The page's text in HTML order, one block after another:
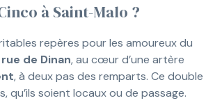
à Saint-Malo ?
repères pour les amoureux du
de Dinan, au cœur d’une artère
, à deux pas des remparts. Ce double
qu’ils soient locaux ou de passage.